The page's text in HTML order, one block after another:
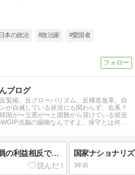
本の政治 #政治家 #愛国者
ブログ
緊縮。反グローバリズム。反構造改革。自
が自滅している状況にも関わらず、右系？
国が〜立憲が〜と国難から背けている状況
洗脳の賜物なんですよ。保守とは何か
自民の献金窓口民間議員の利益相反で犠牲になるのは国民 国家ナショナリ
3年前